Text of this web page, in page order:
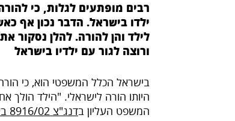
רבים מופתעים לגלות, כי
ילדו בישראל. הדבר נכון אף
לילד והן להורה. להלן נסקור
ורוצה לגור עם ילדיו בישראל
בישראל הכלל המשפטי הוא, כי
היותו הורה לישראלי. "הילד הולך
המשפט העליון בדנג"צ 8916/02 בעניין דימיטרוב